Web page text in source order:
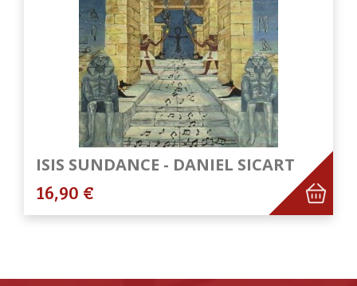
ISIS SUNDANCE - DANIEL SICART
16,90 €